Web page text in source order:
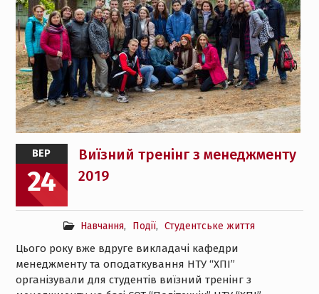
ВЕР
24
Виїзний тренінг з менеджменту
2019
Навчання, Події, Студентське життя
Цього року вже вдруге викладачі кафедри
менеджменту та оподаткування НТУ “ХПІ”
організували для студентів виїзний тренінг з